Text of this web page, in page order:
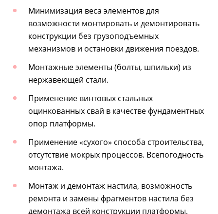
Минимизация веса элементов для
возможности монтировать и демонтировать
конструкции без грузоподъемных
механизмов и остановки движения поездов.
Монтажные элементы (болты, шпильки) из
нержавеющей стали.
Применение винтовых стальных
оцинкованных свай в качестве фундаментных
опор платформы.
Применение «сухого» способа строительства,
отсутствие мокрых процессов. Всепогодность
монтажа.
Монтаж и демонтаж настила, возможность
ремонта и замены фрагментов настила без
демонтажа всей конструкции платформы.